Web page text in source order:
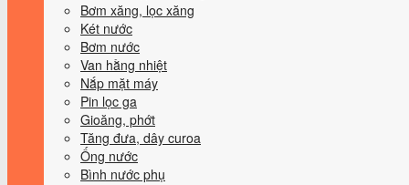
Bơm xăng, lọc xăng
Két nước
Bơm nước
Van hằng nhiệt
Nắp mặt máy
Pin lọc ga
Gioăng, phớt
Tăng đưa, dây curoa
Ống nước
Bình nước phụ